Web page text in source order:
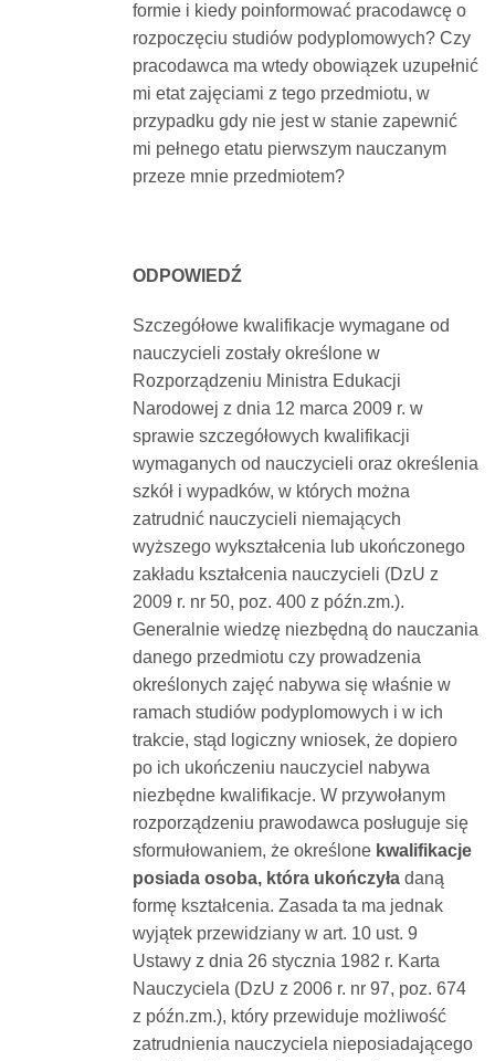
formie i kiedy poinformować pracodawcę o
rozpoczęciu studiów podyplomowych? Czy
pracodawca ma wtedy obowiązek uzupełnić
mi etat zajęciami z tego przedmiotu, w
przypadku gdy nie jest w stanie zapewnić
mi pełnego etatu pierwszym nauczanym
przeze mnie przedmiotem?
ODPOWIEDŹ
Szczegółowe kwalifikacje wymagane od
nauczycieli zostały określone w
Rozporządzeniu Ministra Edukacji
Narodowej z dnia 12 marca 2009 r. w
sprawie szczegółowych kwalifikacji
wymaganych od nauczycieli oraz określenia
szkół i wypadków, w których można
zatrudnić nauczycieli niemających
wyższego wykształcenia lub ukończonego
zakładu kształcenia nauczycieli (DzU z
2009 r. nr 50, poz. 400 z późn.zm.).
Generalnie wiedzę niezbędną do nauczania
danego przedmiotu czy prowadzenia
określonych zajęć nabywa się właśnie w
ramach studiów podyplomowych i w ich
trakcie, stąd logiczny wniosek, że dopiero
po ich ukończeniu nauczyciel nabywa
niezbędne kwalifikacje. W przywołanym
rozporządzeniu prawodawca posługuje się
sformułowaniem, że określonekwalifikacje
posiada osoba, która ukończyładaną
formę kształcenia. Zasada ta ma jednak
wyjątek przewidziany w art. 10 ust. 9
Ustawy z dnia 26 stycznia 1982 r. Karta
Nauczyciela (DzU z 2006 r. nr 97, poz. 674
z późn.zm.), który przewiduje możliwość
zatrudnienia nauczyciela nieposiadającego